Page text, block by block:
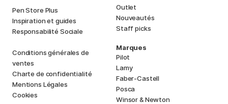
Pen Store Plus
Inspiration et guides
Responsabilité Sociale
Conditions générales de
ventes
Charte de confidentialité
Mentions Légales
Cookies
Outlet
Nouveautés
Staff picks
Marques
Pilot
Lamy
Faber-Castell
Posca
Winsor & Newton